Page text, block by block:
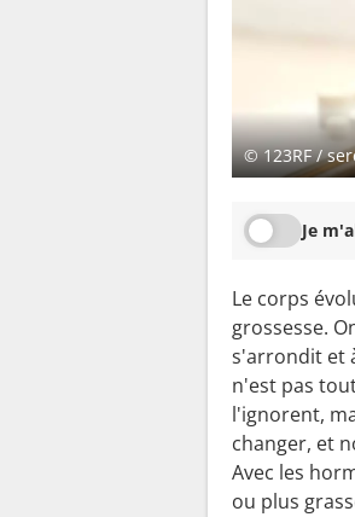
© 123RF /
Je
Le corps
grossesse.
s'arrondit et
n'est pas
l'ignorent,
changer, et
Avec les
ou plus